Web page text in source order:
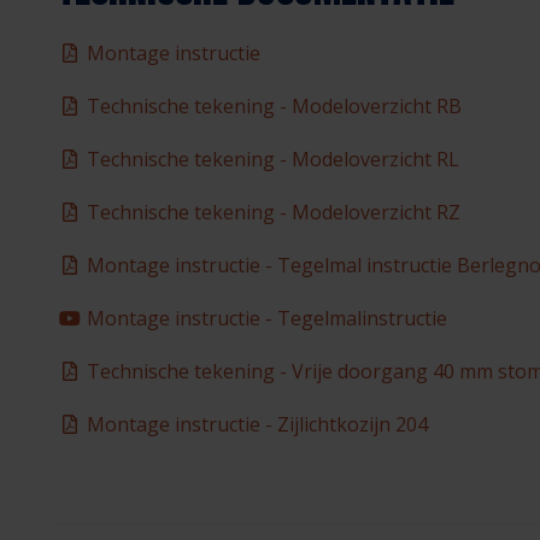
Montage instructie
Technische tekening - Modeloverzicht RB
Technische tekening - Modeloverzicht RL
Technische tekening - Modeloverzicht RZ
Montage instructie - Tegelmal instructie Berlegno
Montage instructie - Tegelmalinstructie
Technische tekening - Vrije doorgang 40 mm
Montage instructie - Zijlichtkozijn 204